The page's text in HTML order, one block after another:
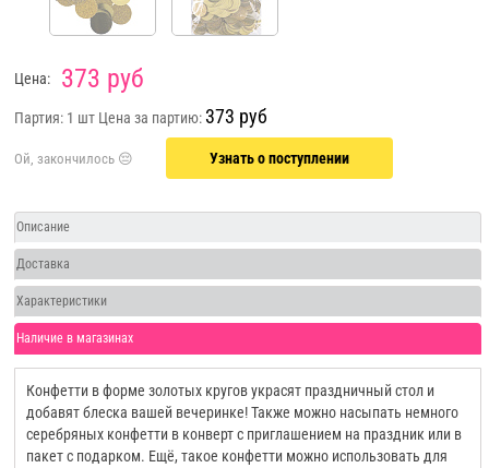
Цена: 373 руб
Партия: 1 шт Цена за партию: 373 руб
Узнать о поступлении
Описание
Доставка
Характеристики
Наличие в магазинах
Конфетти в форме золотых кругов украсят праздничный стол и
добавят блеска вашей вечеринке! Также можно насыпать немного
серебряных конфетти в конверт с приглашением на праздник или в
пакет с подарком. Ещё, такое конфетти можно использовать для